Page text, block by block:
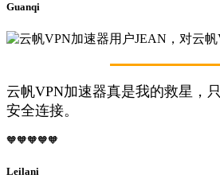
Guanqi
云帆VPN加速器真是我的救星，
安全连接。
🧡🧡🧡🧡🧡
Leilani